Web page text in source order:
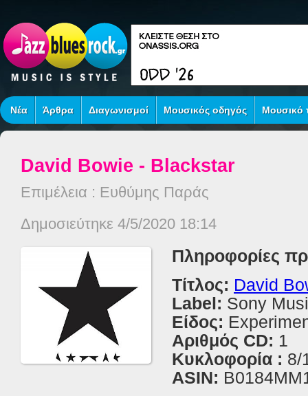
Νέα Άρθρα Διαγωνισμοί Μουσικός οδηγός Μουσικό
David Bowie - Blackstar
Επιμέλεια : Ευθύμης Παράς
Δημοσιεύτηκε 4/5/2020 18:14
Πληροφορίες
Τίτλος: David
Label: Sony
Είδος:
Αριθμός CD: 1
Κυκλοφορία : 8/
ASIN: